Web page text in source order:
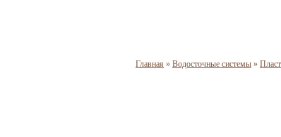
Главная » Водосточные системы »